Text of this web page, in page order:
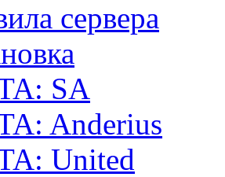
сервера
SA
Anderius
United